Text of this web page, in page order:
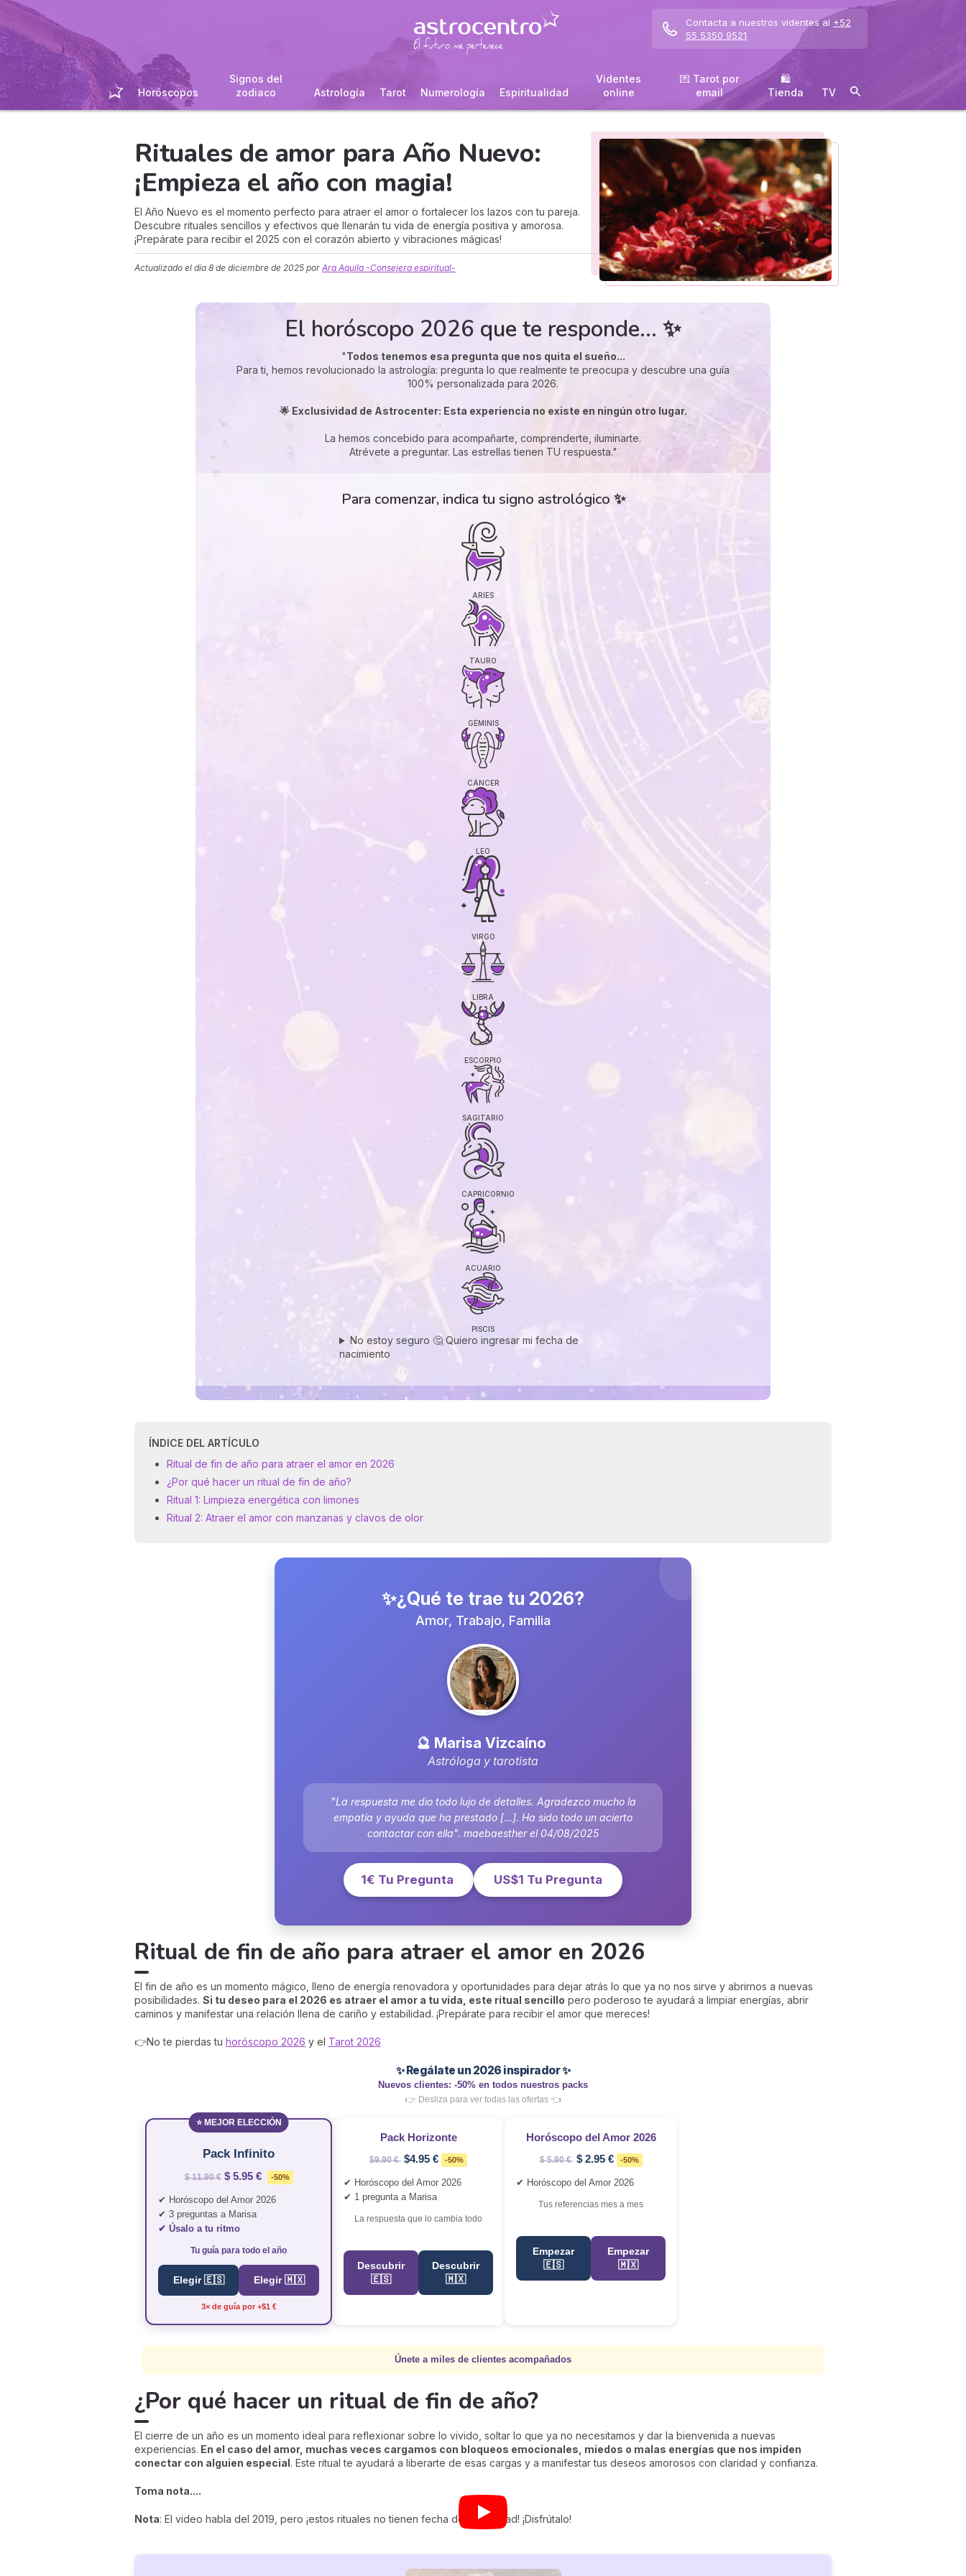
Contacta a nuestros videntes al +52
55 5350 9521
Horóscopos
Signos del
zodiaco
Astrología Tarot Numerología Espiritualidad
Videntes
online
💌 Tarot por
email
🛍
️Tienda
TV
Rituales de amor para Año Nuevo:
¡Empieza el año con magia!
El Año Nuevo es el momento perfecto para atraer el amor o fortalecer los lazos con tu pareja.
Descubre rituales sencillos y efectivos que llenarán tu vida de energía positiva y amorosa.
¡Prepárate para recibir el 2025 con el corazón abierto y vibraciones mágicas!
Actualizado el día 8 de diciembre de 2025 por Ara Aquila -Consejera espiritual-
El horóscopo 2026 que te responde... ✨
"Todos tenemos esa pregunta que nos quita el sueño...
Para ti, hemos revolucionado la astrología: pregunta lo que realmente te preocupa y descubre una guía
100% personalizada para 2026.
🌟 Exclusividad de Astrocenter: Esta experiencia no existe en ningún otro lugar.
La hemos concebido para acompañarte, comprenderte, iluminarte.
Atrévete a preguntar. Las estrellas tienen TU respuesta."
Para comenzar, indica tu signo astrológico ✨
ARIES
TAURO
GÉMINIS
CÁNCER
LEO
VIRGO
LIBRA
ESCORPIO
SAGITARIO
CAPRICORNIO
ACUARIO
PISCIS
No estoy seguro 🤔 Quiero ingresar mi fecha de
nacimiento
ÍNDICE DEL ARTÍCULO
Ritual de fin de año para atraer el amor en 2026
¿Por qué hacer un ritual de fin de año?
Ritual 1: Limpieza energética con limones
Ritual 2: Atraer el amor con manzanas y clavos de olor
✨¿Qué te trae tu 2026?
Amor, Trabajo, Familia
🔮 Marisa Vizcaíno
Astróloga y tarotista
"La respuesta me dio todo lujo de detalles. Agradezco mucho la
empatía y ayuda que ha prestado [...]. Ha sido todo un acierto
contactar con ella". maebaesther el 04/08/2025
1€ Tu Pregunta US$1 Tu Pregunta
Ritual de fin de año para atraer el amor en 2026
El fin de año es un momento mágico, lleno de energía renovadora y oportunidades para dejar atrás lo que ya no nos sirve y abrirnos a nuevas
posibilidades. Si tu deseo para el 2026 es atraer el amor a tu vida, este ritual sencillo pero poderoso te ayudará a limpiar energías, abrir
caminos y manifestar una relación llena de cariño y estabilidad. ¡Prepárate para recibir el amor que mereces!
👉No te pierdas tu horóscopo 2026 y el Tarot 2026
✨ Regálate un 2026 inspirador ✨
Nuevos clientes: -50% en todos nuestros packs
👉 Desliza para ver todas las ofertas 👈
⭐ MEJOR ELECCIÓN
Pack Infinito
$ 11.90 € $ 5.95 € -50%
✔ Horóscopo del Amor 2026
✔ 3 preguntas a Marisa
✔ Úsalo a tu ritmo
Tu guía para todo el año
Elegir 🇪🇸 Elegir 🇲🇽
3× de guía por +$1 €
Pack Horizonte
$9.90 € $4.95 € -50%
✔ Horóscopo del Amor 2026
✔ 1 pregunta a Marisa
La respuesta que lo cambia todo
Descubrir
🇪🇸
Descubrir
🇲🇽
Horóscopo del Amor 2026
$ 5.90 € $ 2.95 € -50%
✔ Horóscopo del Amor 2026
Tus referencias mes a mes
Empezar
🇪🇸
Empezar
🇲🇽
Únete a miles de clientes acompañados
¿Por qué hacer un ritual de fin de año?
El cierre de un año es un momento ideal para reflexionar sobre lo vivido, soltar lo que ya no necesitamos y dar la bienvenida a nuevas
experiencias. En el caso del amor, muchas veces cargamos con bloqueos emocionales, miedos o malas energías que nos impiden
conectar con alguien especial. Este ritual te ayudará a liberarte de esas cargas y a manifestar tus deseos amorosos con claridad y confianza.
Toma nota....
Nota: El video habla del 2019, pero ¡estos rituales no tienen fecha de caducidad! ¡Disfrútalo!